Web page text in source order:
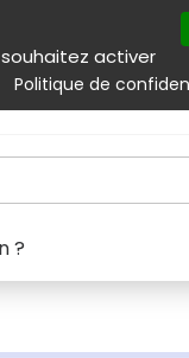
activer
Politique deEmploi
?